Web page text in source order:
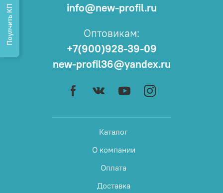
Каталог
О компании
Оплата
Доставка
info@new-profil.ru
Оптовикам:
+7(900)928-39-09
new-profil36@yandex.ru
Поулчить КП